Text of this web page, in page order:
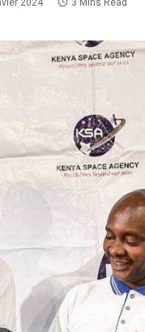
2024 3 Mins Read